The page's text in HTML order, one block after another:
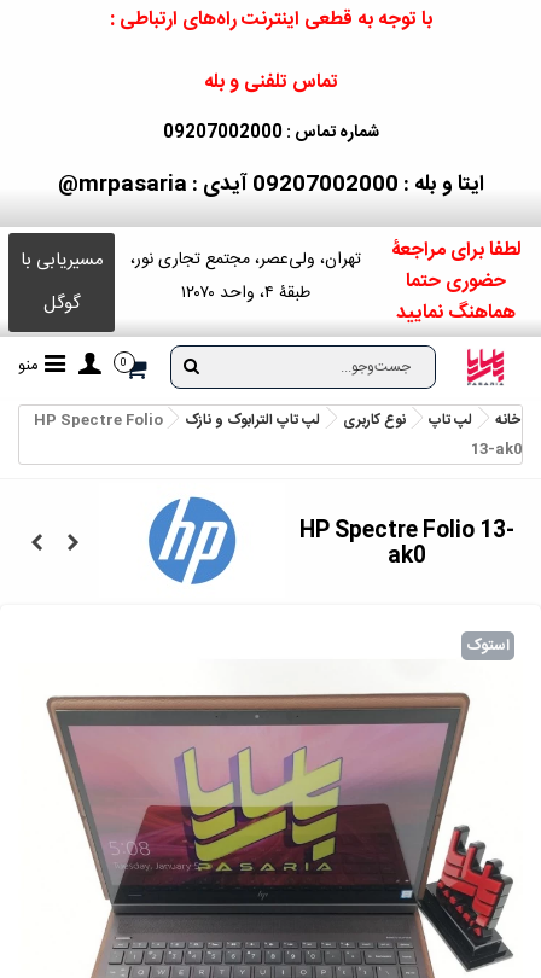
با توجه به قطعی اینترنت راه‌های ارتباطی :
تماس تلفنی و بله
شماره تماس : 09207002000
ایتا و بله : 09207002000 آیدی : mrpasaria@
لطفا برای مراجعۀ
حضوری حتما
هماهنگ نمایید
تهران، ولی‌عصر، مجتمع تجاری نور،
طبقۀ ۴، واحد ۱۲۰۷۰
مسیریابی با
گوگل
0 منو
خانه لپ تاپ نوع کاربری لپ تاپ الترابوک و نازک
HP Spectre Folio
13-ak0
HP Spectre Folio 13-
ak0
استوک